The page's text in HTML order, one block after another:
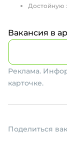
Достойную
Вакансия в
Реклама.
карточке.
Поделиться